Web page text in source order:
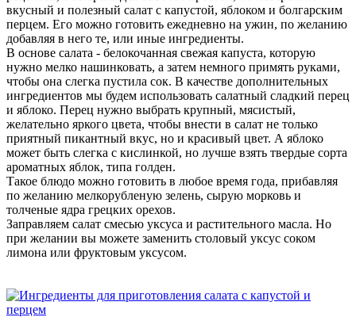
вкусный и полезный салат с капустой, яблоком и болгарским
перцем. Его можно готовить ежедневно на ужин, по желанию
добавляя в него те, или иные ингредиенты.
В основе салата - белокочанная свежая капуста, которую
нужно мелко нашинковать, а затем немного примять руками,
чтобы она слегка пустила сок. В качестве дополнительных
ингредиентов мы будем использовать салатный сладкий перец
и яблоко. Перец нужно выбрать крупный, мясистый,
желательно яркого цвета, чтобы внести в салат не только
приятный пикантный вкус, но и красивый цвет. А яблоко
может быть слегка с кислинкой, но лучше взять твердые сорта
ароматных яблок, типа голден.
Такое блюдо можно готовить в любое время года, прибавляя
по желанию мелкорубленую зелень, сырую морковь и
толченые ядра грецких орехов.
Заправляем салат смесью уксуса и растительного масла. Но
при желании вы можете заменить столовый уксус соком
лимона или фруктовым уксусом.